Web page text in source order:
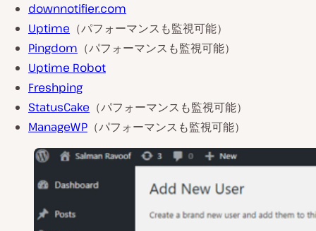
downnotifier.com
Uptime （パフォーマンスも監視可能）
Pingdom （パフォーマンスも監視可能）
Uptime Robot
Freshping
StatusCake （パフォーマンスも監視可能）
ManageWP （パフォーマンスも監視可能）